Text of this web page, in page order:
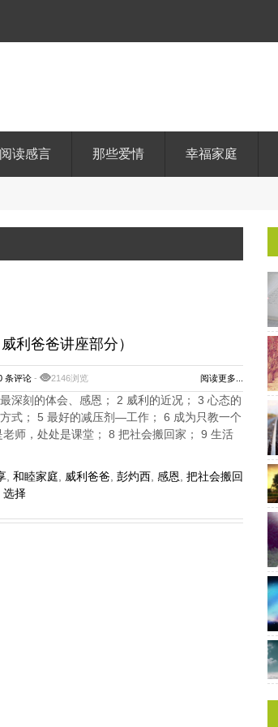
阅读感言 那些爱情 幸福家庭
利爸爸讲座部分）
条评论- 2146浏览 阅读更多...
深刻的体会、感恩； 2 威利的近况； 3 心态的
式； 5 最好的减压剂—工作； 6 成为只教一个
师，处处是课堂； 8 把社会搬回家； 9 生活
, 和睦家庭 威利爸爸 彭灼西, 感恩
把社会搬回
选择